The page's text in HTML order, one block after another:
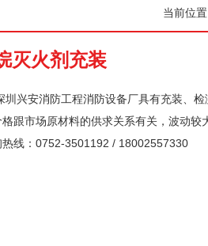
当前位置
灭火剂充装
圳兴安消防工程消防设备厂具有充装、检
跟市场原材料的供求关系有关，波动较
热线：0752-3501192 / 18002557330